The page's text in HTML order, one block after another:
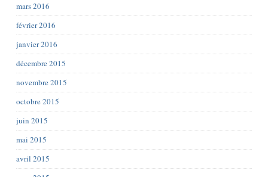
mars 2016
février 2016
janvier 2016
décembre 2015
novembre 2015
octobre 2015
juin 2015
mai 2015
avril 2015